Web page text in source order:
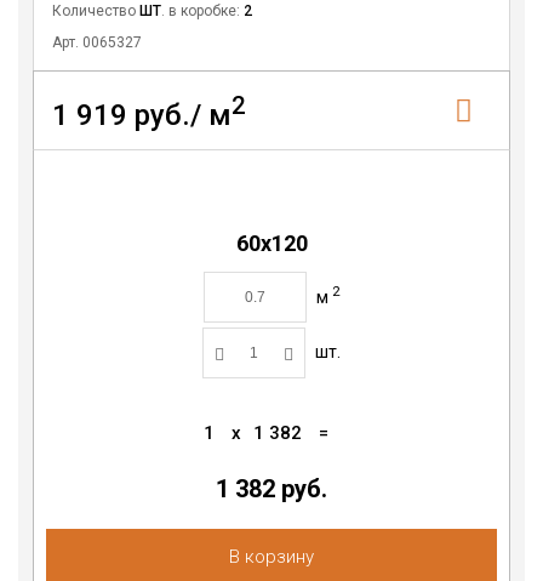
Количество ШТ . в коробке: 2
Арт. 0065327
1 919 руб./ м2
60x120
м 2
шт.
1 x 1 382 =
1 382 руб.
В корзину